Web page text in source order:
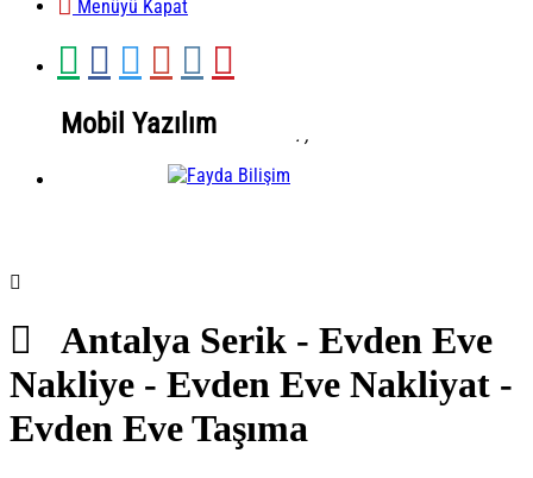
Menüyü Kapat
Mobil Yazılım . ,
Antalya Serik - Evden Eve
Nakliye - Evden Eve Nakliyat -
Evden Eve Taşıma